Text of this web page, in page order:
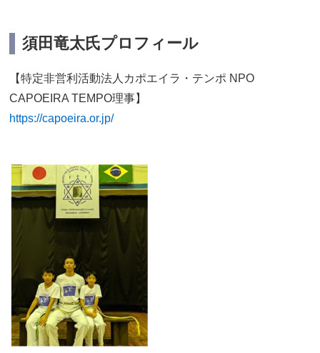
須田竜太氏プロフィール
【特定非営利活動法人カポエイラ・テンポ NPO
CAPOEIRA TEMPO理事】
https://capoeira.or.jp/